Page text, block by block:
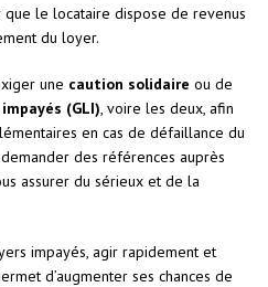
que le locataire dispose de revenus
du loyer.
une caution solidaire ou de
(GLI), voire les deux, afin
en cas de défaillance du
des références auprès
assurer du sérieux et de la
impayés, agir rapidement et
d’augmenter ses chances de